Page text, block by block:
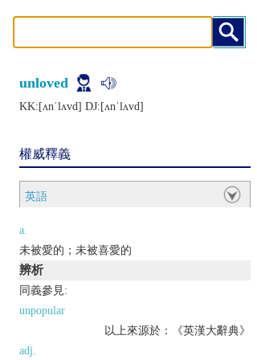
unloved
KK:[ʌnˈlʌvd] DJ:[ʌnˈlʌvd]
權威釋義
英語
a.
未被愛的；未被喜愛的
辨析
同義參見:
unpopular
以上來源於：《英漢大辭典》
adj.